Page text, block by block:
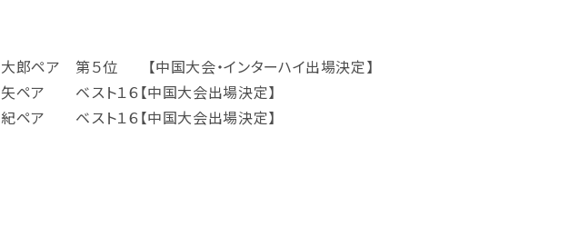
大郎ペア 第５位 【中国大会・インターハイ出場決定】
ペア ベスト１６【中国大会出場決定】
ペア ベスト１６【中国大会出場決定】